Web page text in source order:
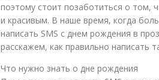
поэтому стоит позаботиться о том,
и красивым. В наше время, когда
написать SMS с днем рождения в
расскажем, как правильно написать
Что нужно знать о дне рождения